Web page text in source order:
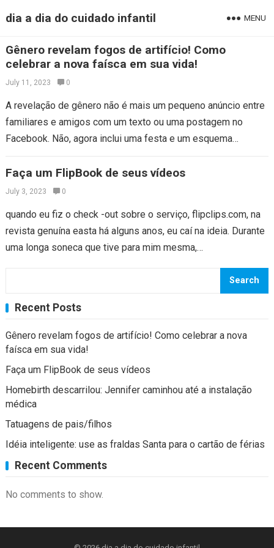
dia a dia do cuidado infantil MENU
Gênero revelam fogos de artifício! Como
celebrar a nova faísca em sua vida!
July 11, 2023 0
A revelação de gênero não é mais um pequeno anúncio entre
familiares e amigos com um texto ou uma postagem no
Facebook. Não, agora inclui uma festa e um esquema…
Faça um FlipBook de seus vídeos
July 3, 2023 0
quando eu fiz o check -out sobre o serviço, flipclips.com, na
revista genuína easta há alguns anos, eu caí na ideia. Durante
uma longa soneca que tive para mim mesma,…
Search
Recent Posts
Gênero revelam fogos de artifício! Como celebrar a nova
faísca em sua vida!
Faça um FlipBook de seus vídeos
Homebirth descarrilou: Jennifer caminhou até a instalação
médica
Tatuagens de pais/filhos
Idéia inteligente: use as fraldas Santa para o cartão de férias
Recent Comments
No comments to show.